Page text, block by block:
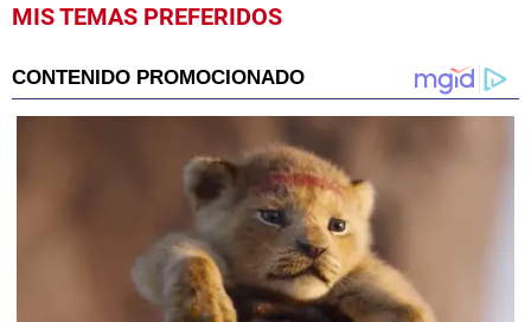
MIS TEMAS PREFERIDOS